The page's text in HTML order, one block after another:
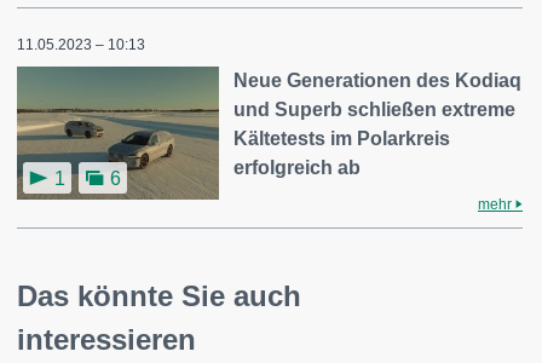
11.05.2023 – 10:13
1 6
Neue Generationen des Kodiaq
und Superb schließen extreme
Kältetests im Polarkreis
erfolgreich ab
mehr
Das könnte Sie auch
interessieren